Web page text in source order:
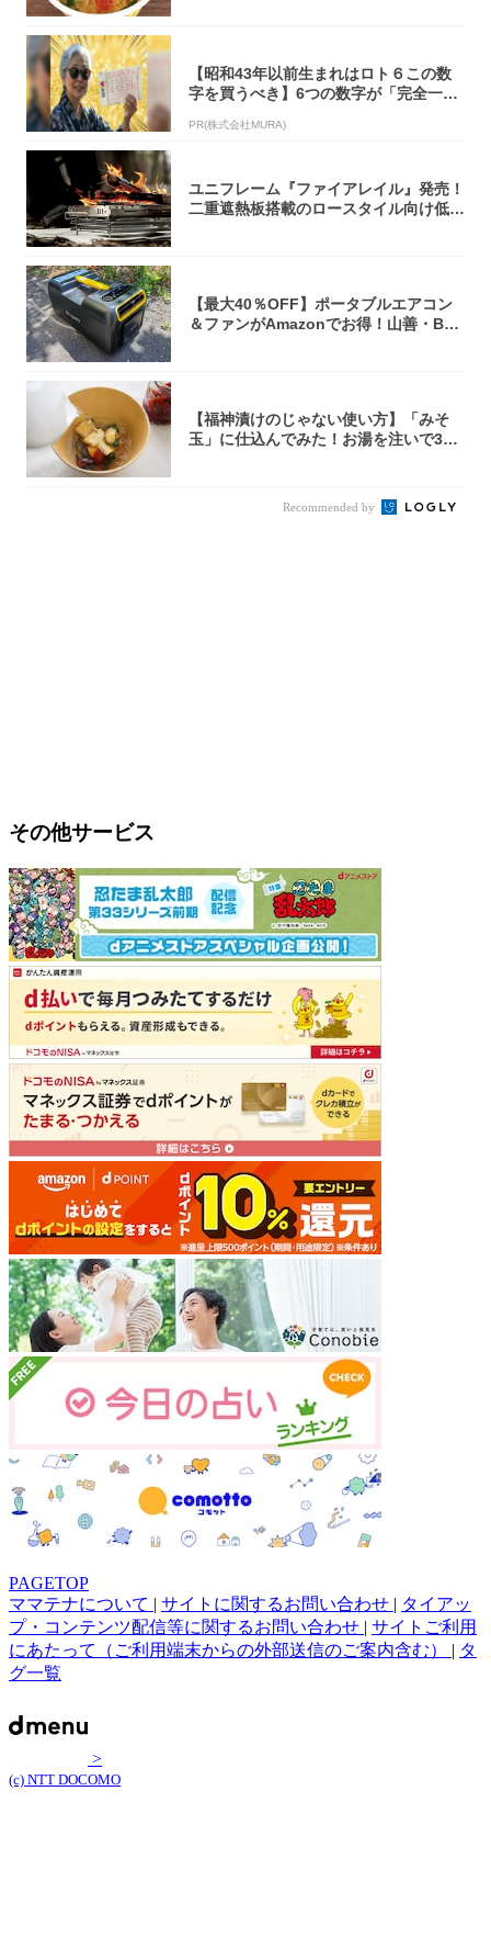
【昭和43年以前生まれはロト６この数
字を買うべき】6つの数字が「完全一
PR(株式会社MURA)
ユニフレーム『ファイアレイル』発売！
二重遮熱板搭載のロースタイル向け低型
【最大40％OFF】ポータブルエアコン
＆ファンがAmazonでお得！山善・Bo
【福神漬けのじゃない使い方】「みそ
玉」に仕込んでみた！お湯を注いで30
Recommended by
その他サービス
PAGETOP
ママテナについて | サイトに関するお問い合わせ | タイアッ
プ・コンテンツ配信等に関するお問い合わせ | サイトご利用
にあたって（ご利用端末からの外部送信のご案内含む） | タ
グ一覧
>
(c) NTT DOCOMO